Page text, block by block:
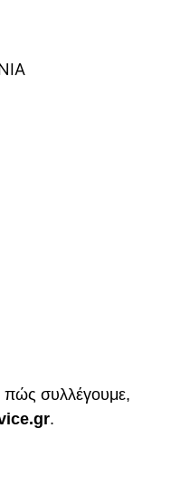
πώς συλλέγουμε,
.gr.